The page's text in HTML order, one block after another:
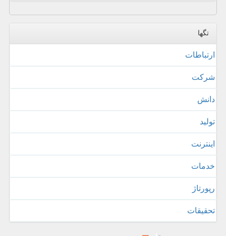
تگها
ارتباطات
شركت
دانش
تولید
اینترنت
خدمات
رپورتاژ
تحقیقات